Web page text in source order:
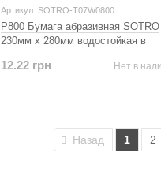
Артикул: SOTRO-T07W0800
P800 Бумага абразивная SOTRO
230мм x 280мм водостойкая в
12.22 грн Нет в
Назад 1 2